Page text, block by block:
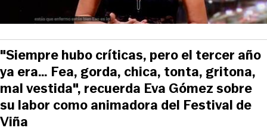
"Siempre hubo críticas, pero el tercer año
ya era… Fea, gorda, chica, tonta, gritona,
mal vestida", recuerda Eva Gómez sobre
su labor como animadora del Festival de
Viña